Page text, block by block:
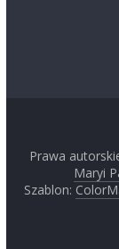
Prawa
Maryi
Szablon: